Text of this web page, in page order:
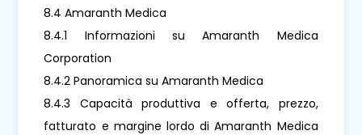
8.4 Amaranth Medica
8.4.1 Informazioni su Amaranth Medica
Corporation
8.4.2 Panoramica su Amaranth Medica
8.4.3 Capacità produttiva e offerta, prezzo,
fatturato e margine lordo di Amaranth Medica